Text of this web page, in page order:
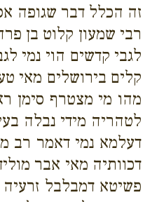
זה הכלל דבר שגופה
רבי שמעון קלוט בן
לגבי קדשים הוי נמי
קלים בירושלים מאי
מהו מי מצטרף סימן
לטהריה מידי נבלה
דעלמא נמי דאמר רב
דכוותיה מאי אבר
פשיטא דמבלבל